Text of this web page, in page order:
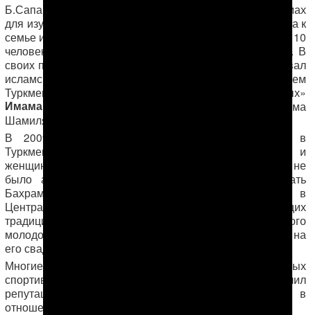
Б.Сапаров организовывал и проводил встречи в домах
для изучения пяти столпов ислама и отношения ислама к
семье и соседям. Изначально в группе участвовало до 10
человек, но позже община выросла до 60 верующих. В
своих проповедях и нравоучениях Сапаров использовал
исламские книги, которые были одобрены муфтием
Туркменистана, в том числе книгу «Сады Праведных»
Имама ан-Навави
, а также работы московского имама
Шамиля Аляутдинова.
В 2009 году Б. Сапаров организовал первую в
Туркменабаде «мусульманскую свадьбу». Мужчины и
женщины собирались отдельно, а среди угощений не
было алкоголя. После этого люди начали называть
Бахрама
— термином, используемым в
Центральной Азии в отношении мусульман, следующих
традиционной форме ислама. В том же году другого
молодого человека сотрудники МНБ арестовали прямо на
его свадьбе. Сообщается, что
Многие из прихожан общины занимались в местных
спортивных залах. Среди них Бахрам Сапаров получил
репутацию человека, вступавшегося за людей, в
отношении которых